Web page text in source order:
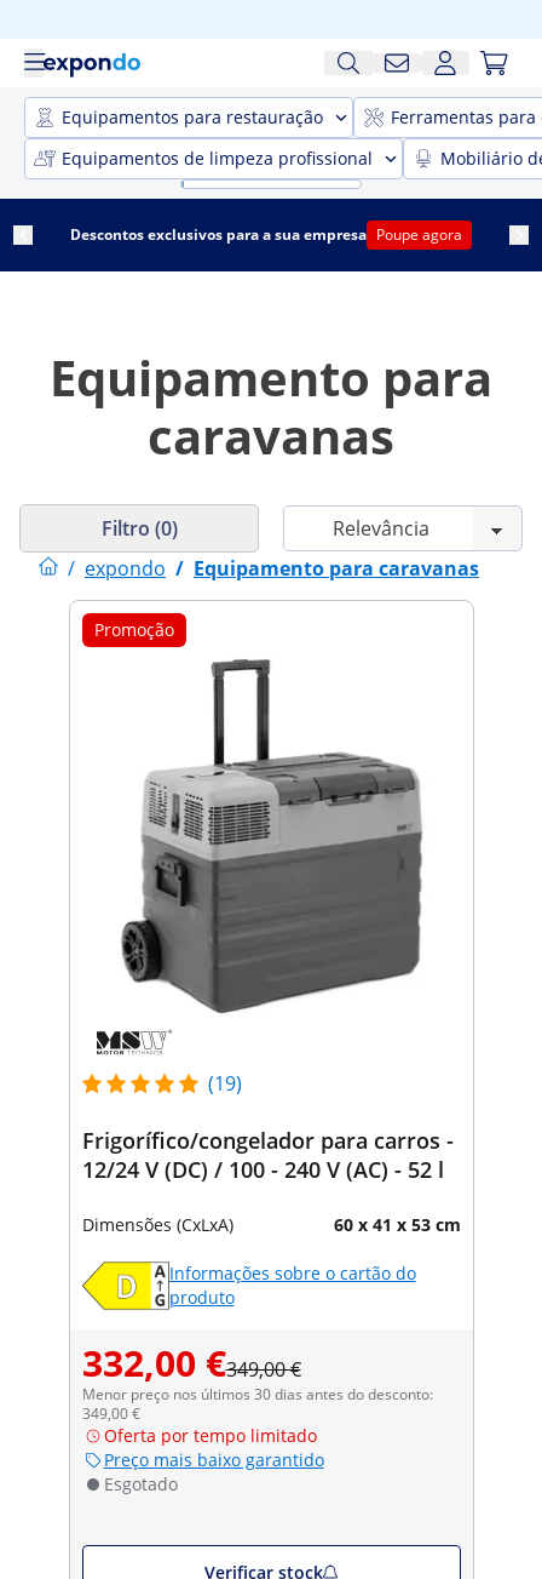
Equipamentos para restauração
Ferramentas para
Equipamentos de limpeza profissional
Mobiliário
Descontos exclusivos para a sua empresa Poupe agora
Equipamento para
caravanas
/ expondo / Equipamento para caravanas
Filtro (0)
Promoção
(19)
Frigorífico/congelador para carros -
12/24 V (DC) / 100 - 240 V (AC) - 52 l
Dimensões (CxLxA) 60 x 41 x 53 cm
Informações sobre o cartão do
produto
332,00 €349,00 €
Menor preço nos últimos 30 dias antes do desconto:
349,00 €
Oferta por tempo limitado
Preço mais baixo garantido
Esgotado
Verificar stock